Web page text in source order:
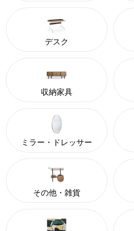
デスク
収納家具
ミラー・ドレッサー
その他・雑貨